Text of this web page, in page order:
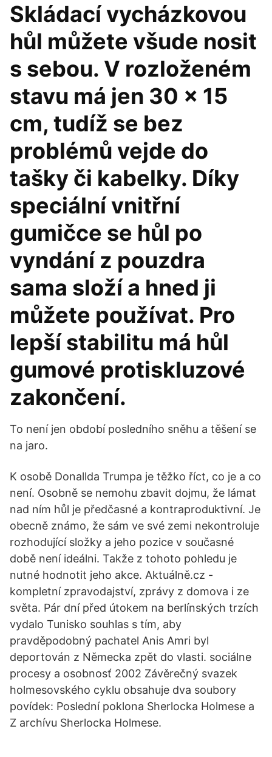
Skládací vycházkovou
hůl můžete všude nosit
s sebou. V rozloženém
stavu má jen 30 x 15
cm, tudíž se bez
problémů vejde do
tašky či kabelky. Díky
speciální vnitřní
gumičce se hůl po
vyndání z pouzdra
sama složí a hned ji
můžete používat. Pro
lepší stabilitu má hůl
gumové protiskluzové
zakončení.
To není jen období posledního sněhu a těšení se
na jaro.
K osobě Donallda Trumpa je těžko říct, co je a co
není. Osobně se nemohu zbavit dojmu, že lámat
nad ním hůl je předčasné a kontraproduktivní. Je
obecně známo, že sám ve své zemi nekontroluje
rozhodující složky a jeho pozice v současné
době není ideálni. Takže z tohoto pohledu je
nutné hodnotit jeho akce. Aktuálně.cz -
kompletní zpravodajství, zprávy z domova i ze
světa. Pár dní před útokem na berlínských trzích
vydalo Tunisko souhlas s tím, aby
pravděpodobný pachatel Anis Amri byl
deportován z Německa zpět do vlasti. sociálne
procesy a osobnosť 2002 Závěrečný svazek
holmesovského cyklu obsahuje dva soubory
povídek: Poslední poklona Sherlocka Holmese a
Z archívu Sherlocka Holmese.